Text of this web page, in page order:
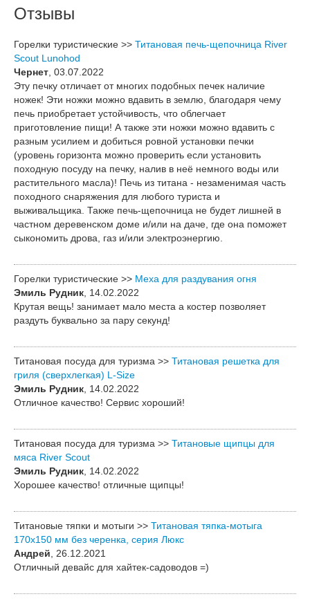
Отзывы
Горелки туристические >> Титановая печь-щепочница River
Scout Lunohod
Чернет, 03.07.2022
Эту печку отличает от многих подобных печек наличие
ножек! Эти ножки можно вдавить в землю, благодаря чему
печь приобретает устойчивость, что облегчает
приготовление пищи! А также эти ножки можно вдавить с
разным усилием и добиться ровной установки печки
(уровень горизонта можно проверить если установить
походную посуду на печку, налив в неё немного воды или
растительного масла)! Печь из титана - незаменимая часть
походного снаряжения для любого туриста и
выживальщика. Также печь-щепочница не будет лишней в
частном деревенском доме и/или на даче, где она поможет
сыкономить дрова, газ и/или электроэнергию.
Горелки туристические >> Меха для раздувания огня
Эмиль Рудник, 14.02.2022
Крутая вещь! занимает мало места а костер позволяет
раздуть буквально за пару секунд!
Титановая посуда для туризма >> Титановая решетка для
гриля (сверхлегкая) L-Size
Эмиль Рудник, 14.02.2022
Отличное качество! Сервис хороший!
Титановая посуда для туризма >> Титановые щипцы для
мяса River Scout
Эмиль Рудник, 14.02.2022
Хорошее качество! отличные щипцы!
Титановые тяпки и мотыги >> Титановая тяпка-мотыга
170х150 мм без черенка, серия Люкс
Андрей, 26.12.2021
Отличный девайс для хайтек-садоводов =)